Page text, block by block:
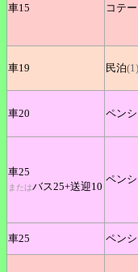
車15 コテ
車19 民泊(1)
車20 ペン
車25
またはバス25+送迎10
ペン
車25 ペン